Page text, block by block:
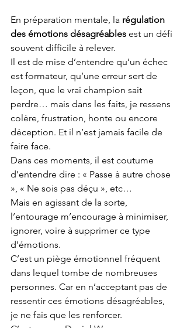
En préparation mentale, la régulation
des émotions désagréables est un défi
souvent difficile à relever.
Il est de mise d’entendre qu’un échec
est formateur, qu’une erreur sert de
leçon, que le vrai champion sait
perdre… mais dans les faits, je ressens
colère, frustration, honte ou encore
déception. Et il n’est jamais facile de
faire face.
Dans ces moments, il est coutume
d’entendre dire : « Passe à autre chose
», « Ne sois pas déçu », etc…
Mais en agissant de la sorte,
l’entourage m’encourage à minimiser,
ignorer, voire à supprimer ce type
d’émotions.
C’est un piège émotionnel fréquent
dans lequel tombe de nombreuses
personnes. Car en n’acceptant pas de
ressentir ces émotions désagréables,
je ne fais que les renforcer.